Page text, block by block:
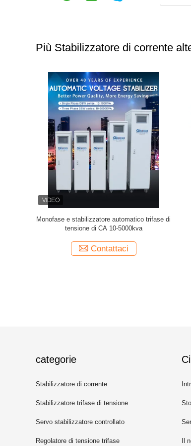
Più Stabilizzatore di corrente
L'ELETTRICITÀ STATICA/non contatta lo
stabilizzatore 120KVA 380V intelligente di
Contattaci
categorie
Stabilizzatore di corrente
alternata
Stabilizzatore trifase di tensione
Servo stabilizzatore controllato
di tensione
Regolatore di tensione trifase Il